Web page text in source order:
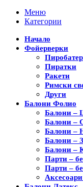
Меню
Категории
Начало
Фойерверки
Пиратки
Ракети
Римски
Други
Балони Фолио
Балони
Балони –
Балони
Балони –
Балони
Парти –
Парти –